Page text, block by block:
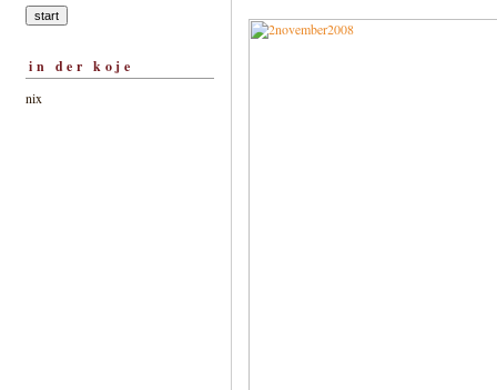
in der koje
nix